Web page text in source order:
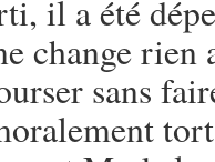
il a été
change rien
sans